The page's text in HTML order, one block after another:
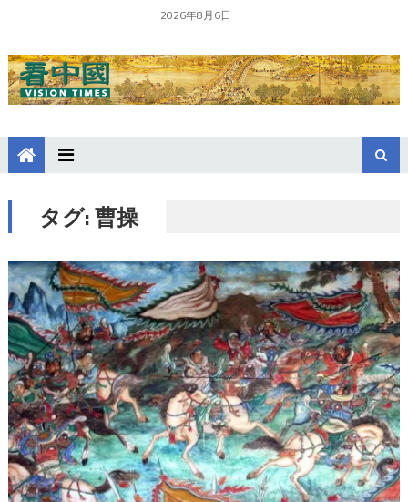
2026年8月6日
タグ:曹操